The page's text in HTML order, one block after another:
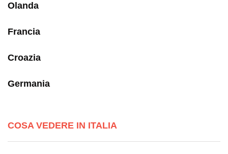
Olanda
Francia
Croazia
Germania
COSA VEDERE IN ITALIA